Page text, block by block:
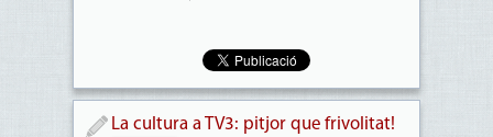
La cultura a TV3: pitjor que frivolitat!